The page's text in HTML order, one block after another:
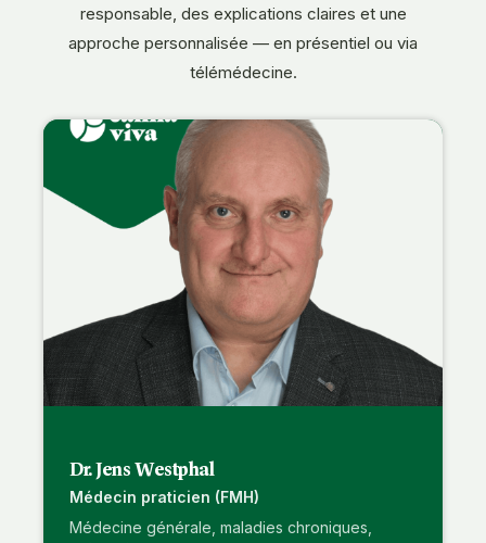
responsable, des explications claires et une
approche personnalisée — en présentiel ou via
télémédecine.
Dr. Jens Westphal
Médecin praticien (FMH)
Médecine générale, maladies chroniques,